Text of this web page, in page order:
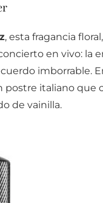
, esta fragancia
en vivo: la
imborrable.
postre italiano que
de vainilla.